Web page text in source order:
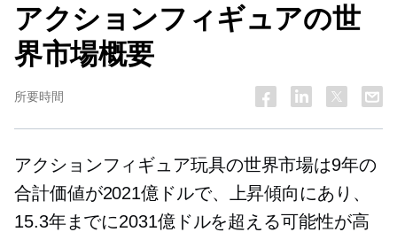
アクションフィギュアの世
界市場概要
所要時間
アクションフィギュア玩具の世界市場は9年の
合計価値が2021億ドルで、上昇傾向にあり、
15.3年までに2031億ドルを超える可能性が高